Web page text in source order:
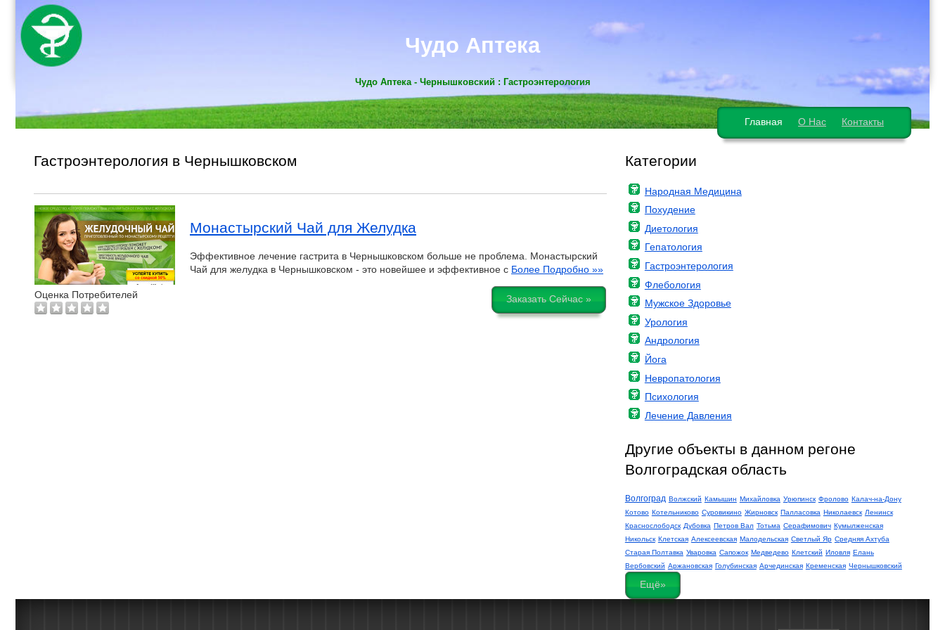
Чудо Аптека
Чудо Аптека - Чернышковский : Гастроэнтерология
Главная О Нас Контакты
Гастроэнтерология в Чернышковском
Оценка Потребителей
Монастырский Чай для Желудка
Эффективное лечение гастрита в Чернышковском больше не проблема. Монастырский
Чай для желудка в Чернышковском - это новейшее и эффективное с Более Подробно »»
Заказать Сейчас »
Категории
Народная Медицина
Похудение
Диетология
Гепатология
Гастроэнтерология
Флебология
Мужское Здоровье
Урология
Андрология
Йога
Невропатология
Психология
Лечение Давления
Другие объекты в данном регоне
Волгоградская область
Волгоград Волжский Камышин Михайловка Урюпинск Фролово Калач-на-Дону
Котово Котельниково Суровикино Жирновск Палласовка Николаевск Ленинск
Краснослободск Дубовка Петров Вал Тотьма Серафимович Кумылженская
Никольск Клетская Алексеевская Малодельская Светлый Яр Средняя Ахтуба
Старая Полтавка Уваровка Сапожок Медведево Клетский Иловля Елань
Вербовский Аржановская Голубинская Арчединская Кременская Чернышковский
Ещё»